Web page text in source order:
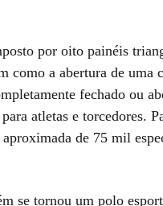
por oito painéis
como a abertura de uma
fechado ou
atletas e torcedores.
de 75 mil
se tornou um polo